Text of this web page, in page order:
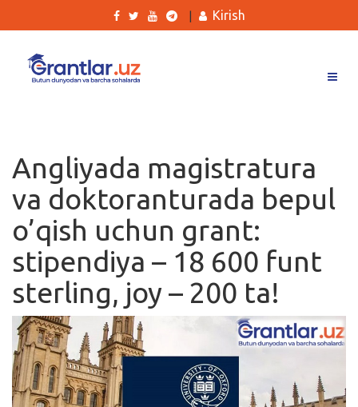
Ishlar
Kurslar
Blog
Yana
Qidirish
Kirish
Kirish
Angliyada magistratura
va doktoranturada bepul
o’qish uchun grant:
stipendiya – 18 600 funt
sterling, joy – 200 ta!